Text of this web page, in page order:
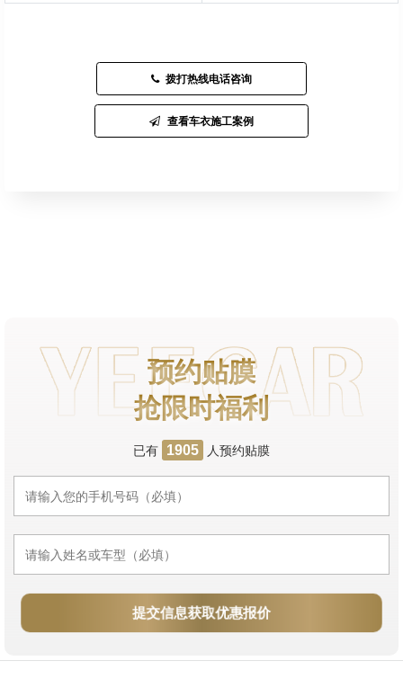
拨打热线电话咨询
查看车衣施工案例
预约贴膜
抢限时福利
已有 1905 人预约贴膜
提交信息获取优惠报价